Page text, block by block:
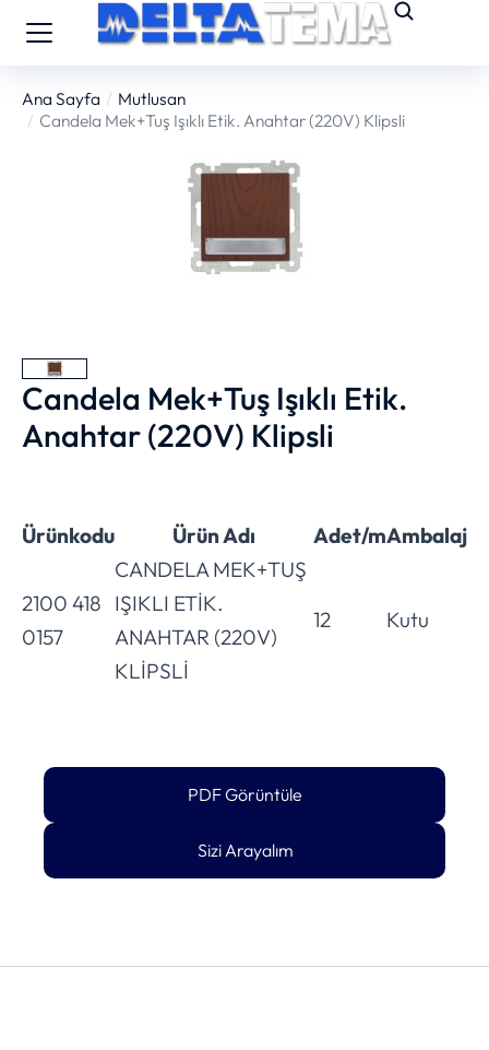
You are here:
Ana Sayfa
Mutlusan
Candela Mek+Tuş Işıklı Etik. Anahtar (220V) Klipsli
Candela Mek+Tuş Işıklı Etik.
Anahtar (220V) Klipsli
Ürünkodu Ürün Adı Adet/mAmbalaj
2100 418
0157
CANDELA MEK+TUŞ
IŞIKLI ETİK.
ANAHTAR (220V)
KLİPSLİ
12 Kutu
PDF Görüntüle
Sizi Arayalım